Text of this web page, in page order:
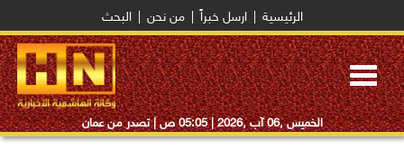
الرئيسية ارسل خبراً من نحن البحث
Toggle
navigation
الخميس ,06 آب ,2026 | 05:05 ص | تصدر من عمان